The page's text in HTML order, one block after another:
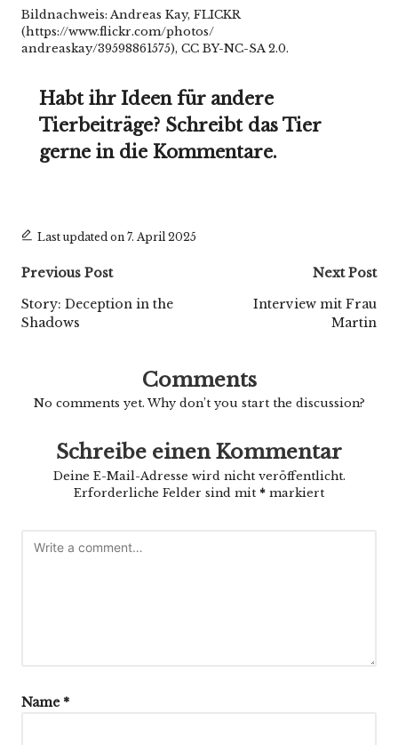
Bildnachweis: Andreas Kay, FLICKR
(https://www.flickr.com/photos/
andreaskay/39598861575), CC BY-NC-SA 2.0.
Habt ihr Ideen für andere
Tierbeiträge? Schreibt das Tier
gerne in die Kommentare.
Last updated on 7. April 2025
Post
navigation
Previous Post
Story: Deception in the
Shadows
Next Post
Interview mit Frau
Martin
Comments
No comments yet. Why don’t you start the discussion?
Schreibe einen Kommentar
Deine E-Mail-Adresse wird nicht veröffentlicht.
Erforderliche Felder sind mit * markiert
Name *